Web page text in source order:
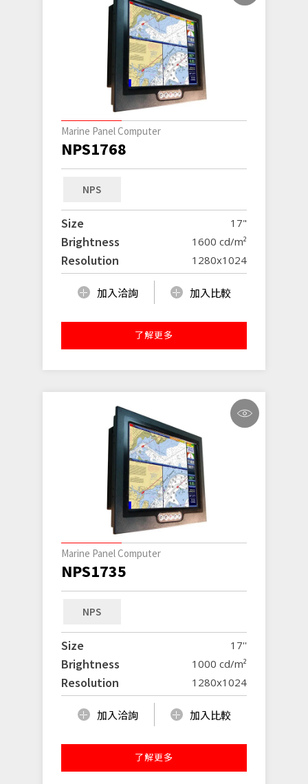
Marine Panel Computer
NPS1768
NPS
Size 17"
Brightness 1600 cd/m²
Resolution 1280x1024
加入洽詢 加入比較
了解更多
Marine Panel Computer
NPS1735
NPS
Size 17''
Brightness 1000 cd/m²
Resolution 1280x1024
加入洽詢 加入比較
了解更多